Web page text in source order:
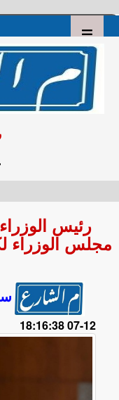
رئيس
مجلس الوزراء
12-07 18:16:38